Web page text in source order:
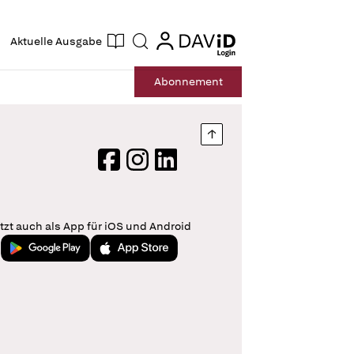
Aktuelle Ausgabe Suche login
login
Abonnement
Nach oben springen
FacebookInstagram
LinkedIn
auch als App für iOS und Android
Jetzt bei Google PlayLaden im App Store